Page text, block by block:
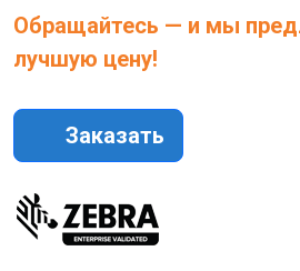
Обращайтесь — и мы
лучшую цену!
Заказать